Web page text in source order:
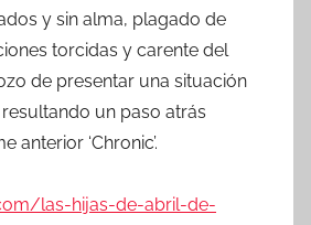
y sin alma, plagado de
torcidas y carente del
de presentar una situación
un paso atrás
anterior ‘Chronic’.
las-hijas-de-abril-de-